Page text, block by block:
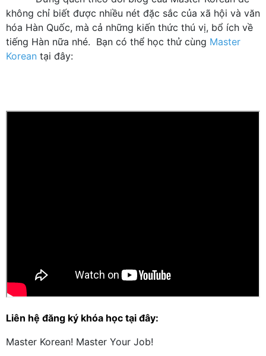
không chỉ biết được nhiều nét đặc sắc của xã hội và văn
hóa Hàn Quốc, mà cả những kiến thức thú vị, bổ ích về
tiếng Hàn nữa nhé. Bạn có thể học thử cùng Master
Korean tại đây:
Liên hệ đăng ký khóa học tại đây:
Master Korean! Master Your Job!